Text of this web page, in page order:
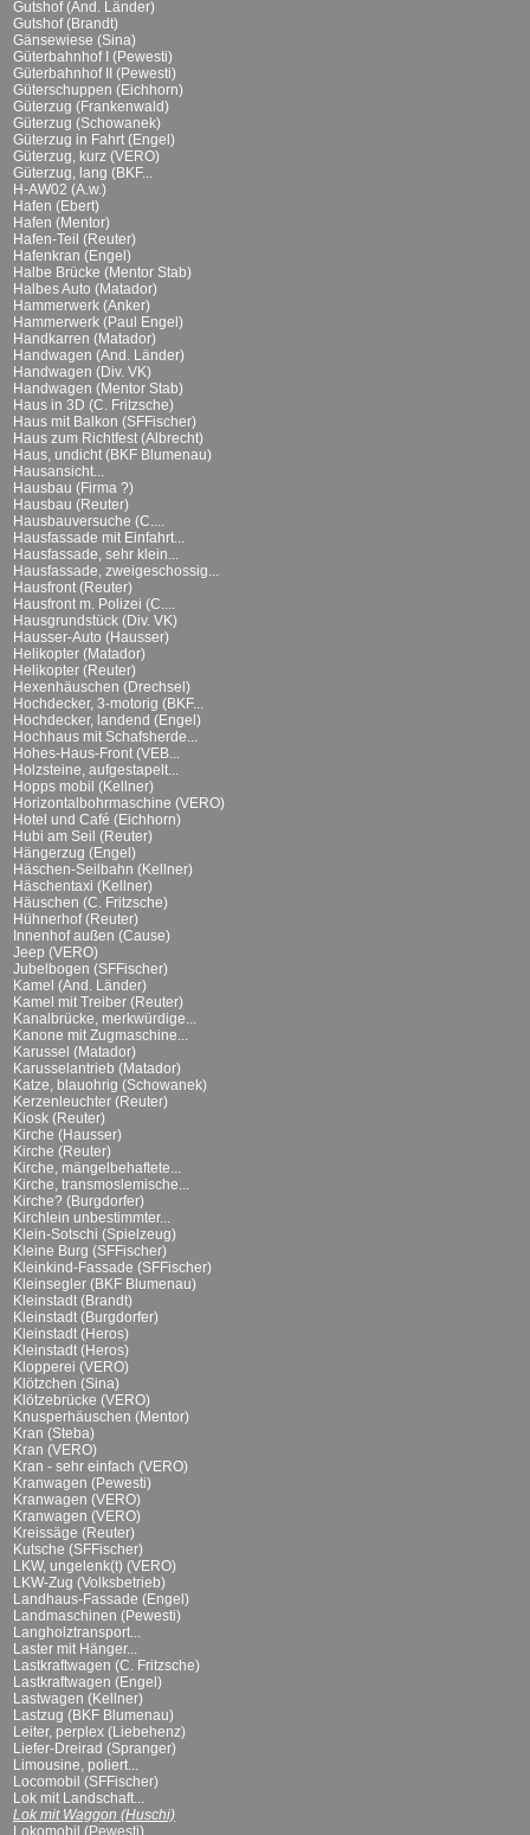
Gutshof (And. Länder)
Gutshof (Brandt)
Gänsewiese (Sina)
Güterbahnhof I (Pewesti)
Güterbahnhof II (Pewesti)
Güterschuppen (Eichhorn)
Güterzug (Frankenwald)
Güterzug (Schowanek)
Güterzug in Fahrt (Engel)
Güterzug, kurz (VERO)
Güterzug, lang (BKF...
H-AW02 (A.w.)
Hafen (Ebert)
Hafen (Mentor)
Hafen-Teil (Reuter)
Hafenkran (Engel)
Halbe Brücke (Mentor Stab)
Halbes Auto (Matador)
Hammerwerk (Anker)
Hammerwerk (Paul Engel)
Handkarren (Matador)
Handwagen (And. Länder)
Handwagen (Div. VK)
Handwagen (Mentor Stab)
Haus in 3D (C. Fritzsche)
Haus mit Balkon (SFFischer)
Haus zum Richtfest (Albrecht)
Haus, undicht (BKF Blumenau)
Hausansicht...
Hausbau (Firma ?)
Hausbau (Reuter)
Hausbauversuche (C....
Hausfassade mit Einfahrt...
Hausfassade, sehr klein...
Hausfassade, zweigeschossig...
Hausfront (Reuter)
Hausfront m. Polizei (C....
Hausgrundstück (Div. VK)
Hausser-Auto (Hausser)
Helikopter (Matador)
Helikopter (Reuter)
Hexenhäuschen (Drechsel)
Hochdecker, 3-motorig (BKF...
Hochdecker, landend (Engel)
Hochhaus mit Schafsherde...
Hohes-Haus-Front (VEB...
Holzsteine, aufgestapelt...
Hopps mobil (Kellner)
Horizontalbohrmaschine (VERO)
Hotel und Café (Eichhorn)
Hubi am Seil (Reuter)
Hängerzug (Engel)
Häschen-Seilbahn (Kellner)
Häschentaxi (Kellner)
Häuschen (C. Fritzsche)
Hühnerhof (Reuter)
Innenhof außen (Cause)
Jeep (VERO)
Jubelbogen (SFFischer)
Kamel (And. Länder)
Kamel mit Treiber (Reuter)
Kanalbrücke, merkwürdige...
Kanone mit Zugmaschine...
Karussel (Matador)
Karusselantrieb (Matador)
Katze, blauohrig (Schowanek)
Kerzenleuchter (Reuter)
Kiosk (Reuter)
Kirche (Hausser)
Kirche (Reuter)
Kirche, mängelbehaftete...
Kirche, transmoslemische...
Kirche? (Burgdorfer)
Kirchlein unbestimmter...
Klein-Sotschi (Spielzeug)
Kleine Burg (SFFischer)
Kleinkind-Fassade (SFFischer)
Kleinsegler (BKF Blumenau)
Kleinstadt (Brandt)
Kleinstadt (Burgdorfer)
Kleinstadt (Heros)
Kleinstadt (Heros)
Klopperei (VERO)
Klötzchen (Sina)
Klötzebrücke (VERO)
Knusperhäuschen (Mentor)
Kran (Steba)
Kran (VERO)
Kran - sehr einfach (VERO)
Kranwagen (Pewesti)
Kranwagen (VERO)
Kranwagen (VERO)
Kreissäge (Reuter)
Kutsche (SFFischer)
LKW, ungelenk(t) (VERO)
LKW-Zug (Volksbetrieb)
Landhaus-Fassade (Engel)
Landmaschinen (Pewesti)
Langholztransport...
Laster mit Hänger...
Lastkraftwagen (C. Fritzsche)
Lastkraftwagen (Engel)
Lastwagen (Kellner)
Lastzug (BKF Blumenau)
Leiter, perplex (Liebehenz)
Liefer-Dreirad (Spranger)
Limousine, poliert...
Locomobil (SFFischer)
Lok mit Landschaft...
Lok mit Waggon (Huschi)
Lokomobil (Pewesti)